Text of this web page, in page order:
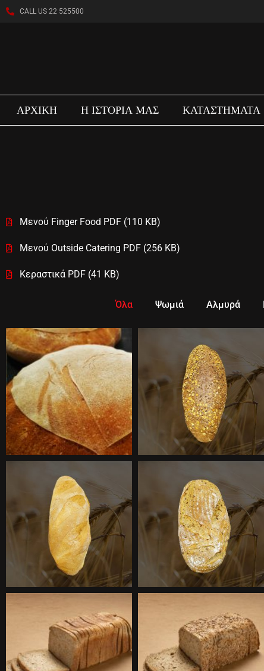
CALL US 22 525500
ΑΡΧΙΚΗ Η ΙΣΤΟΡΙΑ ΜΑΣ ΚΑΤΑΣΤΗΜΑΤΑ
Μενού Finger Food PDF (110 KB)
Μενού Outside Catering PDF (256 KB)
Κεραστικά PDF (41 KB)
Όλα Ψωμιά Αλμυρά